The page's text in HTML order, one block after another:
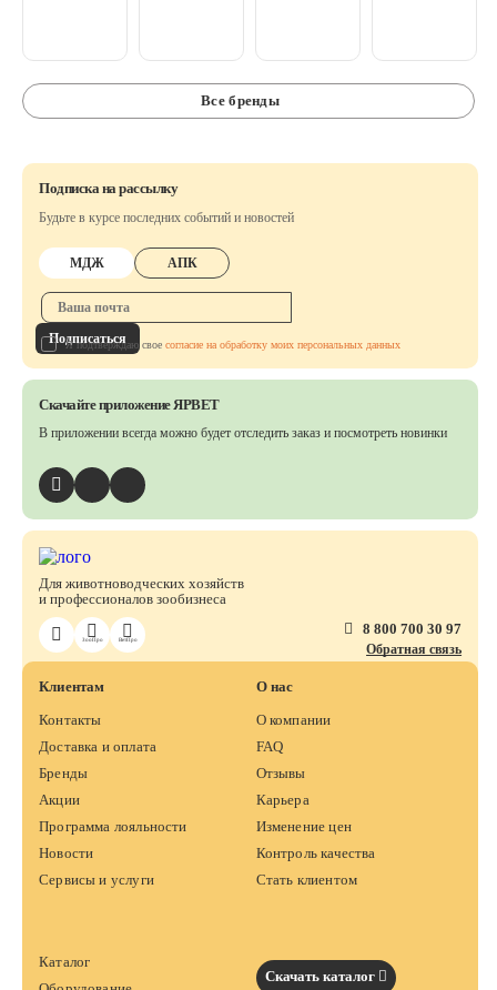
Все бренды
ЗооПро ВетПро
Для животноводческих хозяйств
и профессионалов зообизнеса
8 800 700 30 97
Обратная связь
Клиентам
Контакты
Доставка и оплата
Бренды
Акции
Программа лояльности
Новости
Сервисы и услуги
О нас
О компании
FAQ
Отзывы
Карьера
Изменение цен
Контроль качества
Стать клиентом
Каталог
Скачать каталог
Подписка на рассылку
Будьте в курсе последних событий и новостей
МДЖ АПК
Подписаться
Я подтверждаю свое согласие на обработку моих персональных данных
Скачайте приложение ЯРВЕТ
В приложении всегда можно будет отследить заказ и посмотреть новинки